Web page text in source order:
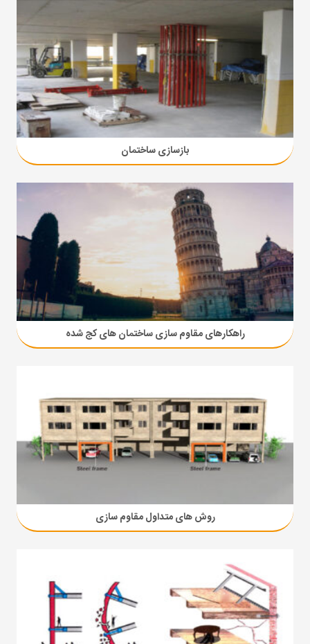
بازسازی ساختمان
راهکارهای مقاوم سازی ساختمان های کج شده
روش های متداول مقاوم سازی